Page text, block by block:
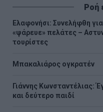
Ροή
Ελαφονήσι: Συνελήφθη
«ψάρευε» πελάτες –
τουρίστες
Μπακαλιάρος ογκρατέν
Γιάννης Κωνσταντέλιας:
και δεύτερο παιδί